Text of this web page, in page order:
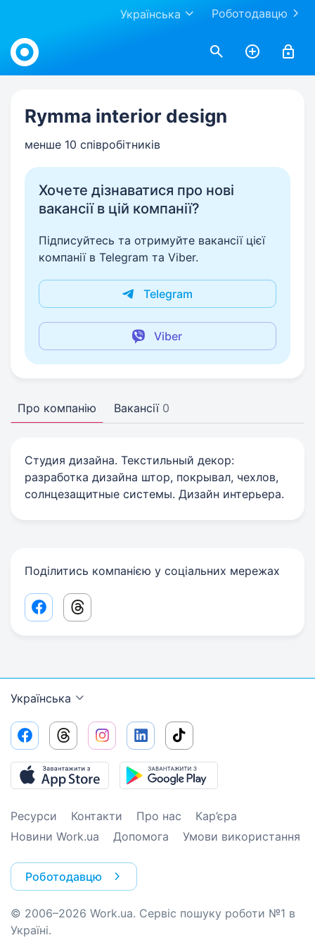
Роботодавцю
Українська
Work.ua
Rymma interior design
менше 10 співробітників
Хочете дізнаватися про нові
вакансії в цій компанії?
Підписуйтесь та отримуйте вакансії цієї
компанії в Telegram та Viber.
Telegram
Viber
Про компанію Вакансії 0
Студия дизайна. Текстильный декор:
разработка дизайна штор, покрывал, чехлов,
солнцезащитные системы. Дизайн интерьера.
Поділитись компанією у соціальних мережах
Facebook share link
Threads share link
Українська
Ресурси Контакти Про нас
Кар’єра
Новини Work.ua
Допомога Умови використання
Роботодавцю
© 2006–2026 Work.ua. Сервіс пошуку роботи №1 в
Україні.